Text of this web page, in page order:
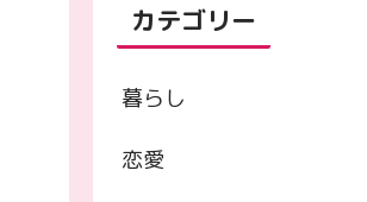
カテゴリー
暮らし
恋愛